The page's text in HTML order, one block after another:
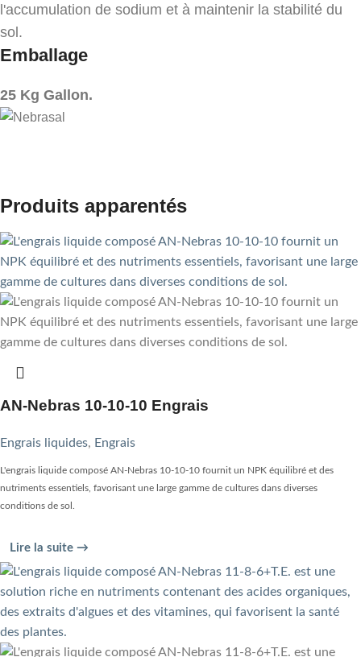
l'accumulation de sodium et à maintenir la stabilité du
sol.
Emballage
25 Kg Gallon.
Produits apparentés
AN-Nebras 10-10-10 Engrais
Engrais liquides, Engrais
L'engrais liquide composé AN-Nebras 10-10-10 fournit un NPK équilibré et des
nutriments essentiels, favorisant une large gamme de cultures dans diverses
conditions de sol.
Lire la suite →